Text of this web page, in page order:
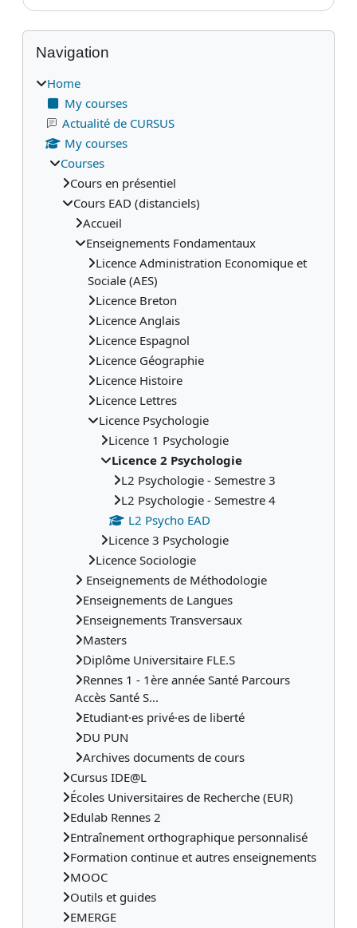
Blocks
Skip Navigation
Navigation
Home
My courses
Actualité de CURSUS
My courses
Courses
Cours en présentiel
Cours EAD (distanciels)
Accueil
Enseignements Fondamentaux
Licence Administration Economique et
Sociale (AES)
Licence Breton
Licence Anglais
Licence Espagnol
Licence Géographie
Licence Histoire
Licence Lettres
Licence Psychologie
Licence 1 Psychologie
Licence 2 Psychologie
L2 Psychologie - Semestre 3
L2 Psychologie - Semestre 4
L2 Psycho EAD
Licence 3 Psychologie
Licence Sociologie
Enseignements de Méthodologie
Enseignements de Langues
Enseignements Transversaux
Masters
Diplôme Universitaire FLE.S
Rennes 1 - 1ère année Santé Parcours
Accès Santé S...
Etudiant·es privé·es de liberté
DU PUN
Archives documents de cours
Cursus IDE@L
Écoles Universitaires de Recherche (EUR)
Edulab Rennes 2
Entraînement orthographique personnalisé
Formation continue et autres enseignements
MOOC
Outils et guides
EMERGE